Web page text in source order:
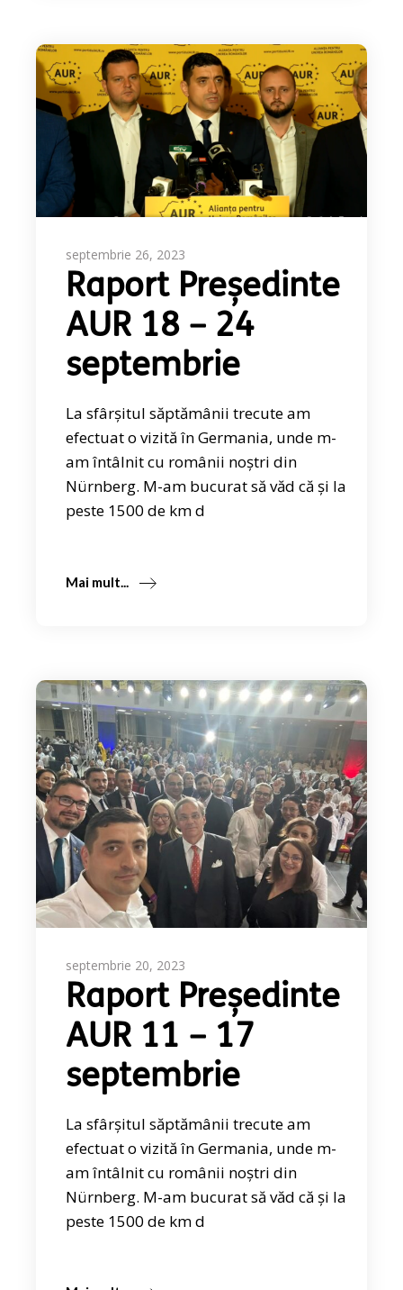
septembrie 26, 2023
Raport Președinte
AUR 18 – 24
septembrie
La sfârșitul săptămânii trecute am
efectuat o vizită în Germania, unde m-
am întâlnit cu românii noștri din
Nürnberg. M-am bucurat să văd că și la
peste 1500 de km d
Mai mult...
septembrie 20, 2023
Raport Președinte
AUR 11 – 17
septembrie
La sfârșitul săptămânii trecute am
efectuat o vizită în Germania, unde m-
am întâlnit cu românii noștri din
Nürnberg. M-am bucurat să văd că și la
peste 1500 de km d